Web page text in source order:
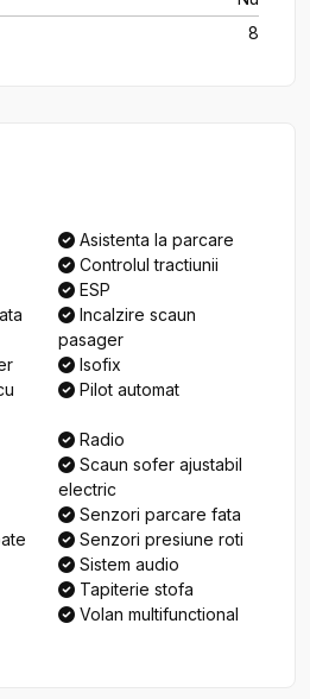
8
Asistenta la parcare
Controlul tractiunii
ESP
Incalzire scaun
pasager
Isofix
Pilot automat
Radio
Scaun sofer ajustabil
electric
Senzori parcare fata
Senzori presiune roti
Sistem audio
Tapiterie stofa
Volan multifunctional